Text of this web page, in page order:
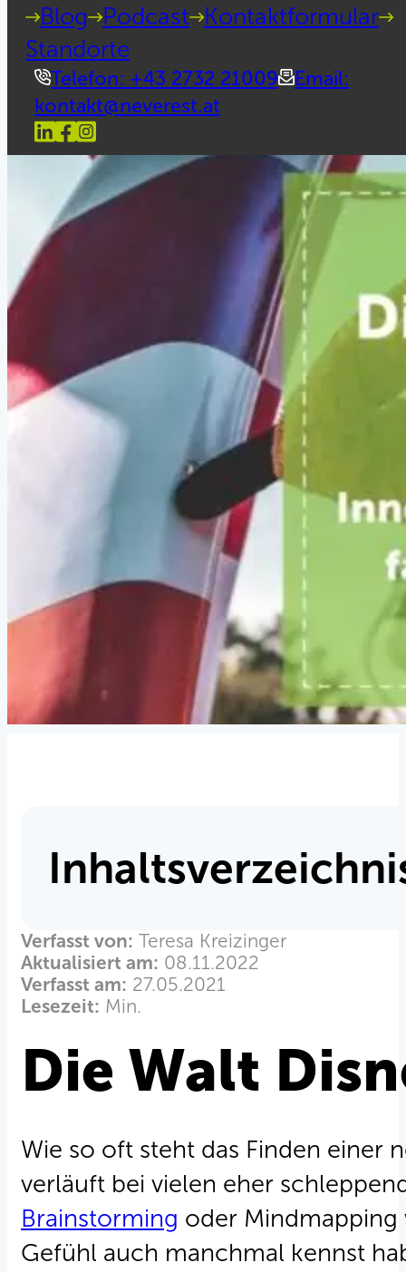
Blog Podcast Kontaktformular
Standorte
Telefon: +43 2732 21009
Email:
kontakt@neverest.at
Verfasst von: Teresa Kreizinger
Aktualisiert am: 08.11.2022
Verfasst am: 27.05.2021
Lesezeit: Min.
Die Walt
Wie so oft steht das Finden einer
verläuft bei vielen eher
Brainstorming oder Mindmapping
Gefühl auch manchmal kennst